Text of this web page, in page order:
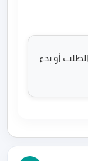
أو بدء